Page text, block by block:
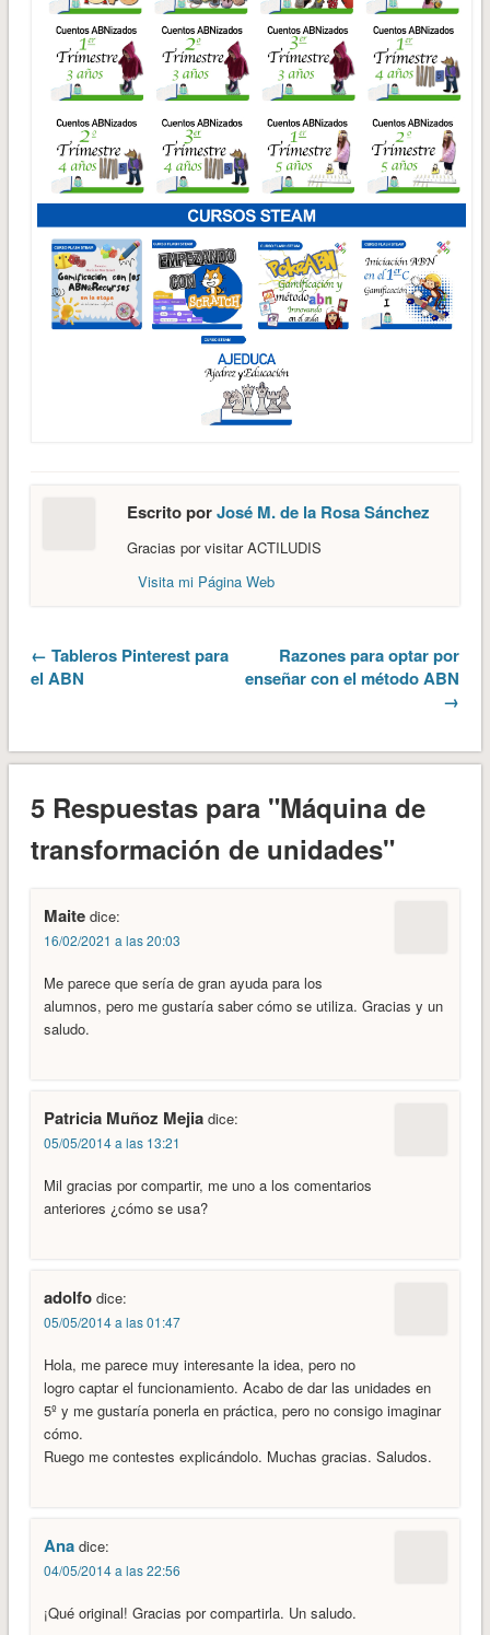
Escrito porJosé M. de la Rosa Sánchez
Gracias por visitar ACTILUDIS
Visita mi Página Web
← Tableros Pinterest para
el ABN
Razones para optar por
enseñar con el método ABN
→
5 Respuestas para "Máquina de
transformación de unidades"
Maite dice:
16/02/2021 a las 20:03
Me parece que sería de gran ayuda para los
alumnos, pero me gustaría saber cómo se utiliza. Gracias y un
saludo.
Patricia Muñoz Mejia dice:
05/05/2014 a las 13:21
Mil gracias por compartir, me uno a los comentarios
anteriores ¿cómo se usa?
adolfo dice:
05/05/2014 a las 01:47
Hola, me parece muy interesante la idea, pero no
logro captar el funcionamiento. Acabo de dar las unidades en
5º y me gustaría ponerla en práctica, pero no consigo imaginar
cómo.
Ruego me contestes explicándolo. Muchas gracias. Saludos.
Ana dice:
04/05/2014 a las 22:56
¡Qué original! Gracias por compartirla. Un saludo.